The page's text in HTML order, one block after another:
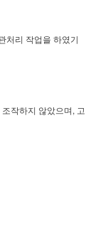
처리 작업을 하였기
작하지 않았으며, 고